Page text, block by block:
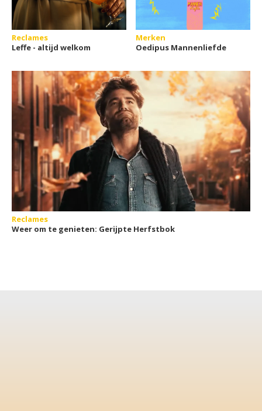
Reclames
Leffe - altijd welkom
Merken
Oedipus Mannenliefde
Reclames
Weer om te genieten: Gerijpte Herfstbok